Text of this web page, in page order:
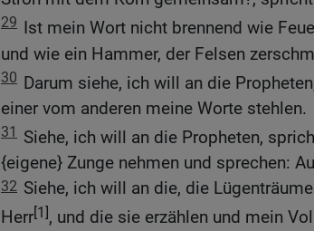
29 Ist mein Wort nicht brennend wie
und wie ein Hammer, der Felsen
30 Darum siehe, ich will an die
einer vom anderen meine Worte stehlen.
31 Siehe, ich will an die Propheten,
{eigene} Zunge nehmen und sprechen:
32 Siehe, ich will an die, die
Herr[1], und die sie erzählen und mein